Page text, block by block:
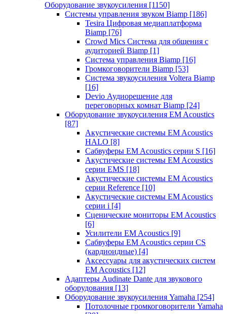
Оборудование звукоусиления [1150]
Системы управления звуком Biamp [186]
Tesira Цифровая медиаплатформа
Biamp [76]
Crowd Mics Система для общения с
аудиторией Biamp [1]
Система управления Biamp [16]
Громкоговорители Biamp [53]
Система звукоусиления Voltera Biamp
[16]
Devio Аудиорешение для
переговорных комнат Biamp [24]
Оборудование звукоусиления EM Acoustics
[87]
Акустические системы EM Acoustics
HALO [8]
Сабвуферы EM Acoustics серии S [16]
Акустические системы EM Acoustics
серии EMS [18]
Акустические системы EM Acoustics
серии Reference [10]
Акустические системы EM Acoustics
серии i [4]
Сценические мониторы EM Acoustics
[6]
Усилители EM Acoustics [9]
Сабвуферы EM Acoustics серии CS
(кардиоидные) [4]
Аксессуары для акустических систем
EM Acoustics [12]
Адаптеры Audinate Dante для звукового
оборудования [13]
Оборудование звукоусиления Yamaha [254]
Потолочные громкоговорители Yamaha